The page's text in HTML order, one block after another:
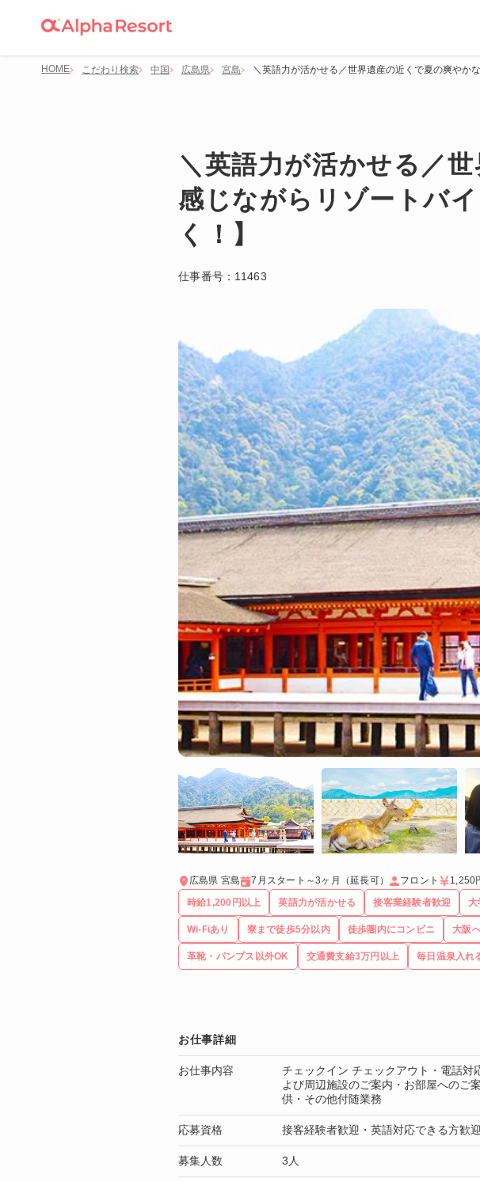
HOME こだわり検索 中国 広島県 宮島 ＼英語力が活かせる／世界遺産の近くで夏の爽やか
＼英語力が活かせる／
感じながらリゾートバ
く！】
仕事番号： 11463
広島県 宮島 7月スタート～3ヶ月（延長可） フロント 1,250
時給1,200円以上 英語力が活かせる 接客業経験者歓迎 大
Wi-Fiあり 寮まで徒歩5分以内 徒歩圏内にコンビニ 大阪
革靴・パンプス以外OK 交通費支給3万円以上 毎日温泉入れ
お仕事詳細
お仕事内容
チェックイン チェックアウト・電話対
よび周辺施設のご案内・お部屋へのご
供・その他付随業務
応募資格 接客経験者歓迎・英語対応できる方歓迎
募集人数 3人